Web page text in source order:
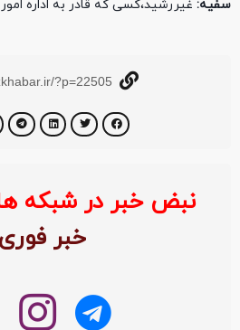
سفیه: غیررشید،کسی که قادر به اداره
?p=22505
نبض خبر در شبکه
خبر فوری